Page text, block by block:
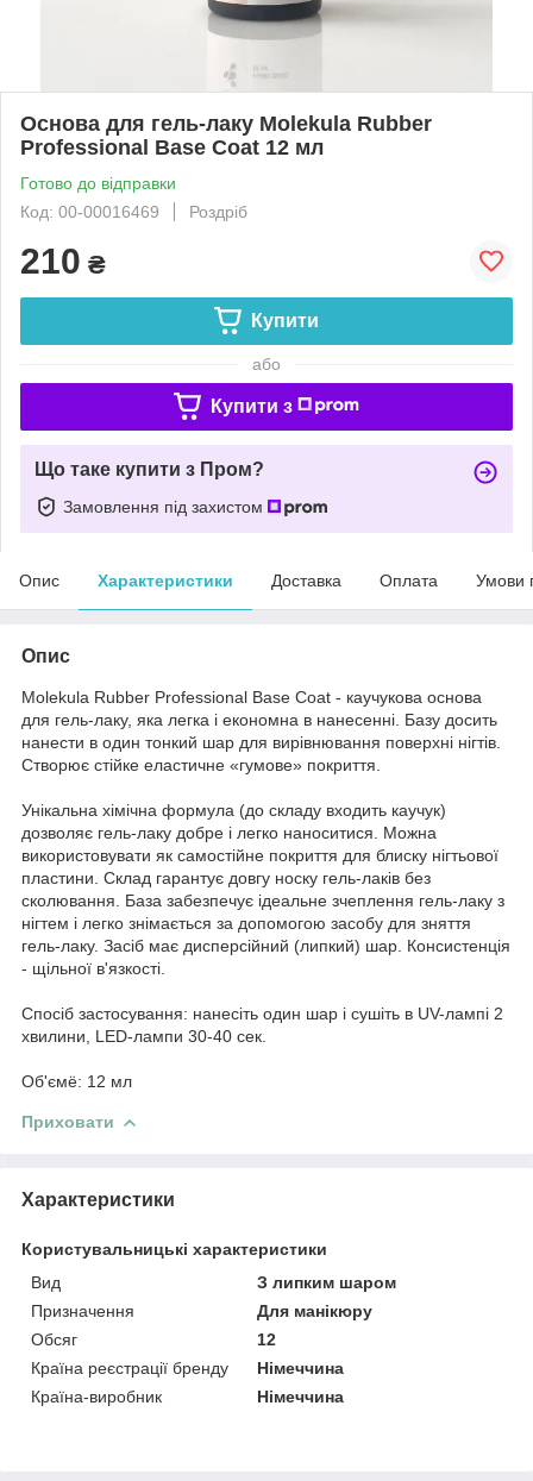
Основа для гель-лаку Molekula Rubber
Professional Base Coat 12 мл
Готово до відправки
Код: 00-00016469
Роздріб
210 ₴
Купити
або
Купити з
Що таке купити з Пром?
Замовлення під захистом
Опис Характеристики Доставка Оплата Умови
Опис
Molekula Rubber Professional Base Coat - каучукова основа
для гель-лаку, яка легка і економна в нанесенні. Базу досить
нанести в один тонкий шар для вирівнювання поверхні нігтів.
Створює стійке еластичне «гумове» покриття.
Унікальна хімічна формула (до складу входить каучук)
дозволяє гель-лаку добре і легко наноситися. Можна
використовувати як самостійне покриття для блиску нігтьової
пластини. Склад гарантує довгу носку гель-лаків без
сколювання. База забезпечує ідеальне зчеплення гель-лаку з
нігтем і легко знімається за допомогою засобу для зняття
гель-лаку. Засіб має дисперсійний (липкий) шар. Консистенція
- щільної в'язкості.
Спосіб застосування: нанесіть один шар і сушіть в UV-лампі 2
хвилини, LED-лампи 30-40 сек.
Об'ємё: 12 мл
Приховати
Характеристики
Користувальницькі характеристики
Вид
З липким шаром
Призначення
Для манікюру
Обсяг
12
Країна реєстрації бренду
Німеччина
Країна-виробник
Німеччина